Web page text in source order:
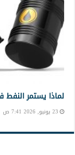
لماذا يستمر النفط
23 يونيو, 2026 7:41 ص